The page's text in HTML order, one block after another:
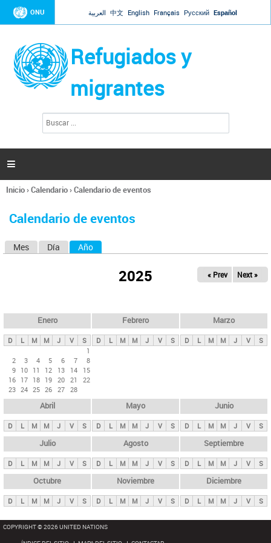
Jump to navigation
ONU العربية 中文 English Français Русский Español
Refugiados y
migrantes
l
d
s

Se
usted
Inicio›Calendario›Calendario de eventos
Calendario de eventos
s
p
n
i
p
a
l
s
Mes Día Año
2025 « Prev Next »
Enero
D L M M J V
S
1
2
3 4 5 6 7
8
9 10 11 12 13 14
15
16 17 18 19 20 21
22
23 24 25 26 27 28
Febrero
D L M M J V S
Marzo
D L M M J V S
Abril
D L M M J V S
Mayo
D L M M J V S
Junio
D L M M J V S
Julio
D L M M J V S
Agosto
D L M M J V S
Septiembre
D L M M J V S
Octubre
D L M M J V S
Noviembre
D L M M J V S
Diciembre
D L M M J V S
COPYRIGHT © 2026 UNITED NATIONS